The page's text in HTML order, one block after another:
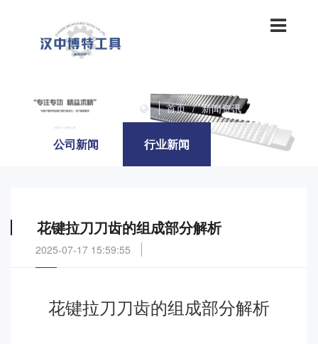
首页 / 新闻资讯 /
公司新闻 行业新闻
花键拉刀刀齿的组成部分解析
2025-07-17 15:59:55
花键拉刀刀齿的组成部分解析